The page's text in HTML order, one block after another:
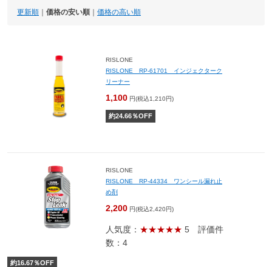
更新順 価格の安い順 価格の高い順
RISLONE
RISLONE RP-61701 インジェクターク
リーナー
1,100 円(税込1,210円)
約24.66％OFF
RISLONE
RISLONE RP-44334 ワンシール漏れ止
め剤
2,200 円(税込2,420円)
人気度： ★★★★★ 5 評価件
数：4
約16.67％OFF